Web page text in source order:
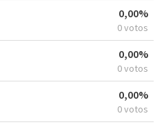
0,00%
0 votos
0,00%
0 votos
0,00%
0 votos